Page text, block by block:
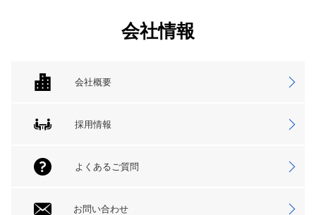
会社情報
会社概要
採用情報
よくあるご質問
お問い合わせ